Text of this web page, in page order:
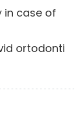
in case of
ortodonti